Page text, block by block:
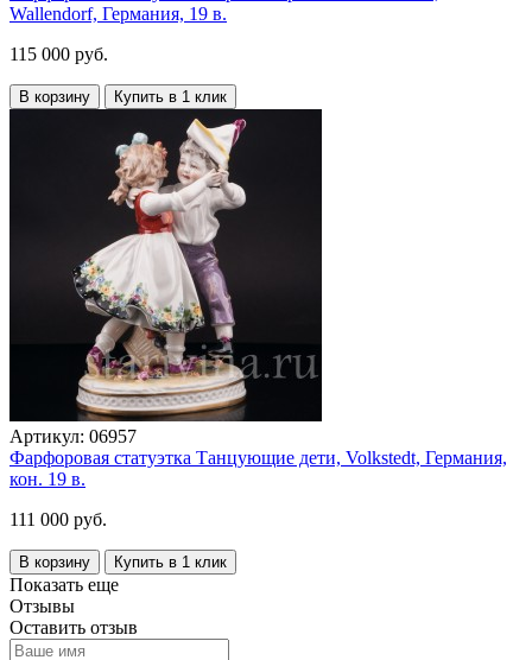
Wallendorf, Германия, 19 в.
115 000 руб.
В корзину Купить в 1 клик
Артикул: 06957
Фарфоровая статуэтка Танцующие дети, Volkstedt, Германия,
кон. 19 в.
111 000 руб.
В корзину Купить в 1 клик
Показать еще
Отзывы
Оставить отзыв